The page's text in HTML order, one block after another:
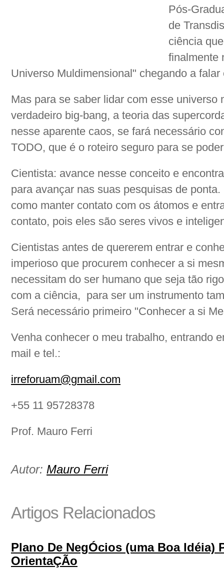
Pós-
de
ciência
finalmente
Universo Muldimensional" chegando a
Mas para se saber lidar com esse universo
verdadeiro big-bang, a teoria das
nesse aparente caos, se fará necessário
TODO, que é o roteiro seguro para se
Cientista: avance nesse conceito e
para avançar nas suas pesquisas de
como manter contato com os átomos e
contato, pois eles são seres vivos e
Cientistas antes de quererem entrar e
imperioso que procurem conhecer a si
necessitam do ser humano que seja tão
com a ciência, para ser um instrumento
Será necessário primeiro "Conhecer a si
Venha conhecer o meu trabalho, entrando
mail e tel.:
irreforuam@gmail.com
+55 11 95728378
Prof. Mauro Ferri
Autor: Mauro Ferri
Artigos Relacionados
Plano De NegÓcios (uma Boa Idéia)
OrientaÇÃo